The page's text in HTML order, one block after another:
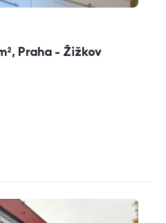
Praha - Žižkov